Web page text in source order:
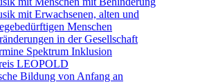
mit Erwachsenen, alten und
Menschen
in der Gesellschaft
Spektrum Inklusion
LEOPOLD
Bildung von Anfang an